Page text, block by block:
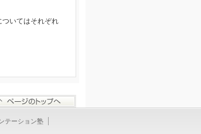
いてはそれぞれ
テーション塾